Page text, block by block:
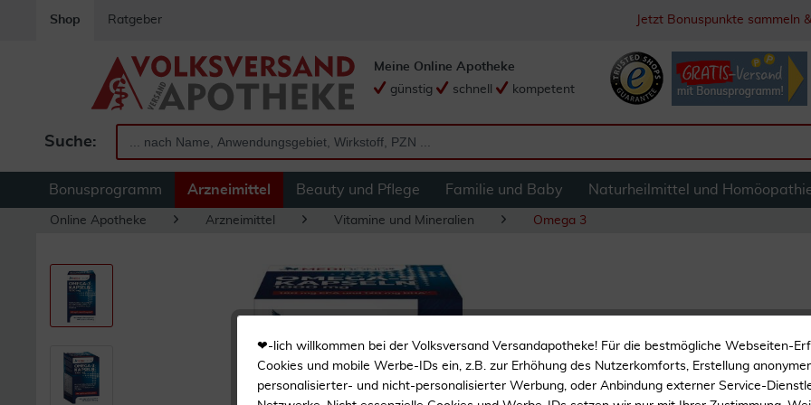
Shop Ratgeber Jetzt Bonuspunkte sammeln
Suche:
Meine Online Apotheke
günstig
schnell kompetent
Bonusprogramm Arzneimittel Beauty und Pflege Familie und Baby Naturheilmittel und
Online Apotheke Arzneimittel Vitamine und Mineralien Omega 3
Omega 3
❤-lich willkommen bei der Volksversand Versandapotheke! Für die bestmögliche Webseiten-
Cookies und mobile Werbe-IDs ein, z.B. zur Erhöhung des Nutzerkomforts, Erstellung
personalisierter- und nicht-personalisierter Werbung, oder Anbindung externer Service-